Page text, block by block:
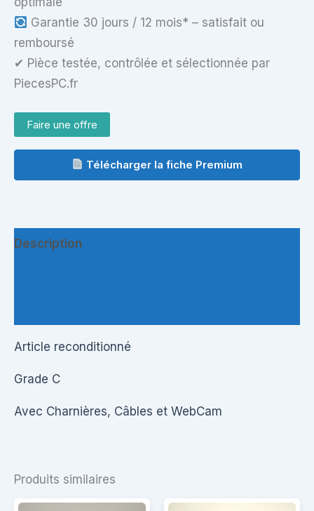
Garantie 30 jours / 12 mois* – satisfait ou
remboursé
✔ Pièce testée, contrôlée et sélectionnée par
PiecesPC.fr
Faire une offre
Télécharger la fiche Premium
Description
Article reconditionné
Grade C
Avec Charnières, Câbles et WebCam
Produits similaires